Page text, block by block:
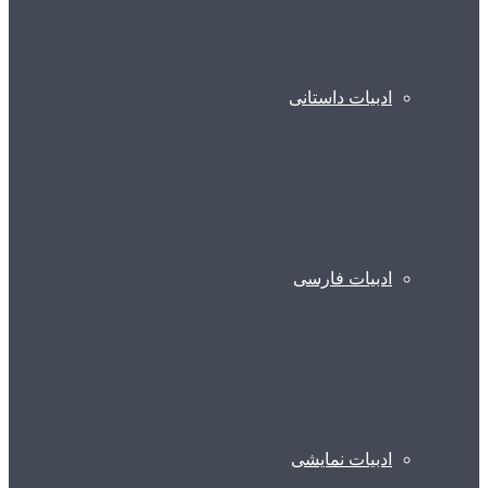
ادبیات داستانی
ادبیات فارسی
ادبیات نمایشی